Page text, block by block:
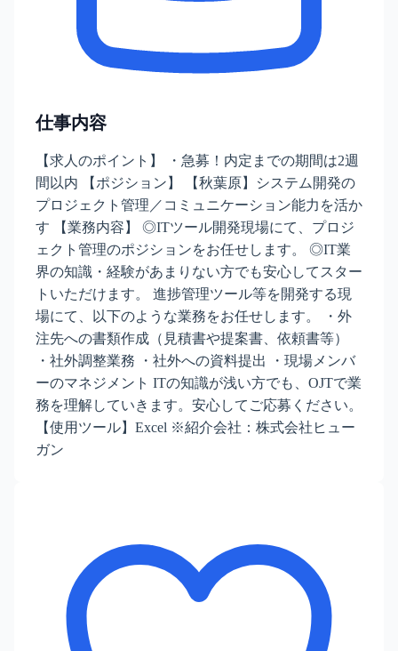
仕事内容
【求人のポイント】 ・急募！内定までの期間は2週
間以内 【ポジション】 【秋葉原】システム開発の
プロジェクト管理／コミュニケーション能力を活か
す 【業務内容】 ◎ITツール開発現場にて、プロジ
ェクト管理のポジションをお任せします。 ◎IT業
界の知識・経験があまりない方でも安心してスター
トいただけます。 進捗管理ツール等を開発する現
場にて、以下のような業務をお任せします。 ・外
注先への書類作成（見積書や提案書、依頼書等）
・社外調整業務 ・社外への資料提出 ・現場メンバ
ーのマネジメント ITの知識が浅い方でも、OJTで業
務を理解していきます。安心してご応募ください。
【使用ツール】Excel ※紹介会社：株式会社ヒュー
ガン